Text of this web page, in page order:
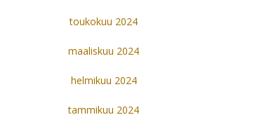
toukokuu 2024
maaliskuu 2024
helmikuu 2024
tammikuu 2024